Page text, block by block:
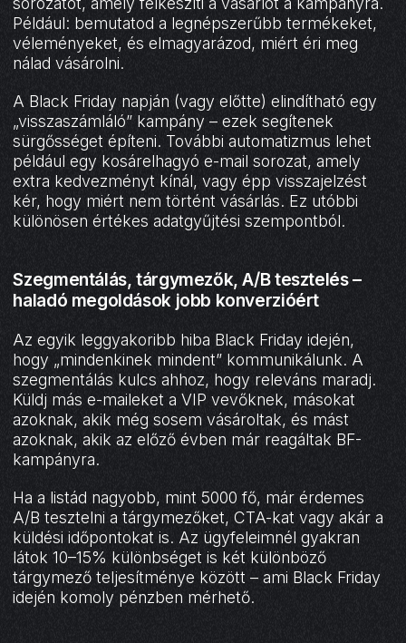
Például: bemutatod a legnépszerűbb termékeket,
véleményeket, és elmagyarázod, miért éri meg
nálad vásárolni.
A Black Friday napján (vagy előtte) elindítható egy
„visszaszámláló” kampány – ezek segítenek
sürgősséget építeni. További automatizmus lehet
például egy kosárelhagyó e-mail sorozat, amely
extra kedvezményt kínál, vagy épp visszajelzést
kér, hogy miért nem történt vásárlás. Ez utóbbi
különösen értékes adatgyűjtési szempontból.
Szegmentálás, tárgymezők, A/B tesztelés –
haladó megoldások jobb konverzióért
Az egyik leggyakoribb hiba Black Friday idején,
hogy „mindenkinek mindent” kommunikálunk. A
szegmentálás kulcs ahhoz, hogy releváns maradj.
Küldj más e-maileket a VIP vevőknek, másokat
azoknak, akik még sosem vásároltak, és mást
azoknak, akik az előző évben már reagáltak BF-
kampányra.
Ha a listád nagyobb, mint 5000 fő, már érdemes
A/B tesztelni a tárgymezőket, CTA-kat vagy akár a
küldési időpontokat is. Az ügyfeleimnél gyakran
látok 10–15% különbséget is két különböző
tárgymező teljesítménye között – ami Black Friday
idején komoly pénzben mérhető.